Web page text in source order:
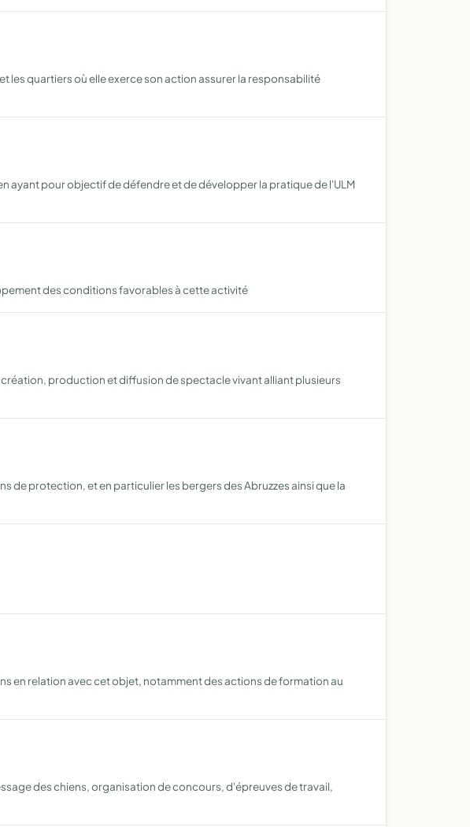
les quartiers où elle exerce son action assurer la responsabilité
ayant pour objectif de défendre et de développer la pratique de l'ULM
des conditions favorables à cette activité
production et diffusion de spectacle vivant alliant plusieurs
de protection, et en particulier les bergers des Abruzzes ainsi que la
en relation avec cet objet, notamment des actions de formation au
des chiens, organisation de concours, d'épreuves de travail,